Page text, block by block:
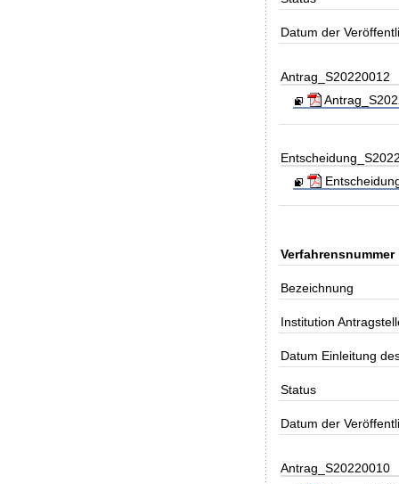
Datum der
Antrag_S20220012
Verfahrensnummer
Bezeichnung
Institution
Datum Einleitung
Status
Datum der
Antrag_S20220010